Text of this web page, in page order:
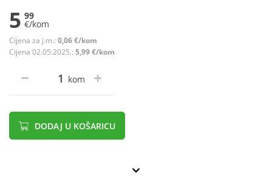
5 99
€/kom
Cijena za j.m.: 0,06 €/kom
Cijena 02.05.2025.: 5,99 €/kom
kom
DODAJ U KOŠARICU